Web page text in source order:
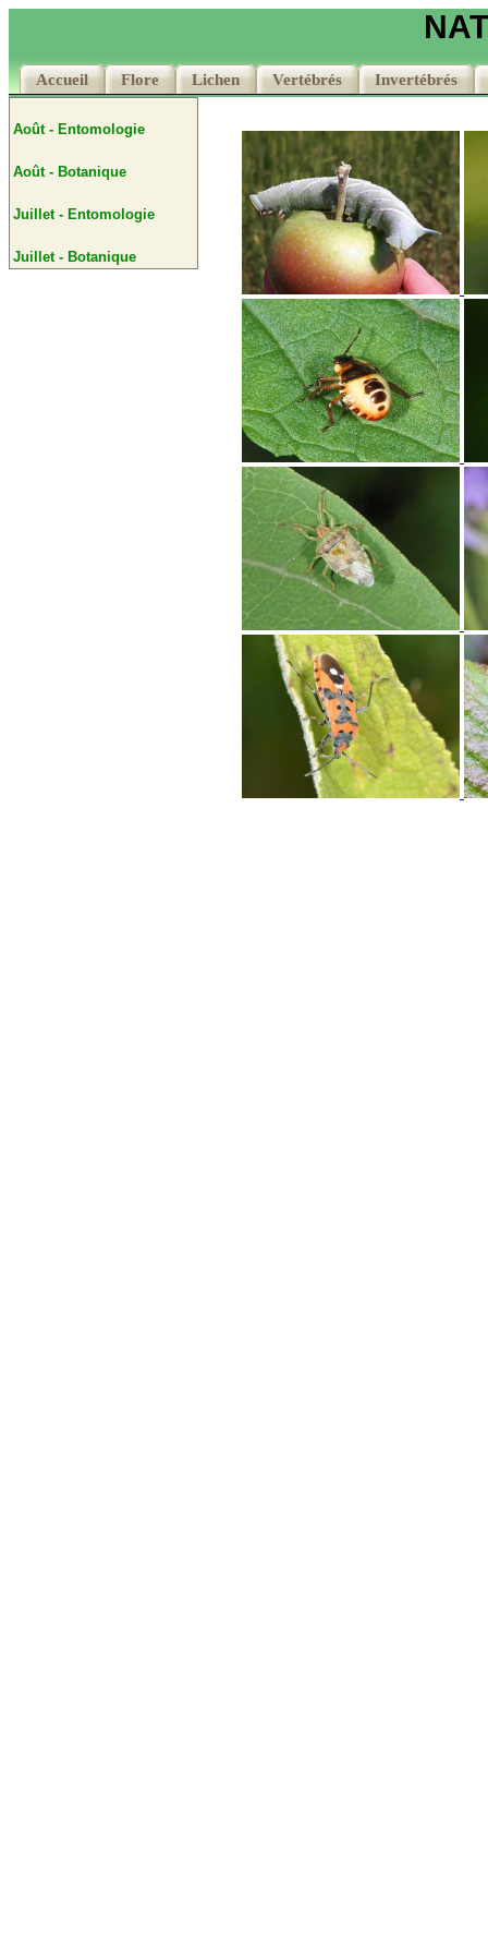
Accueil Flore Lichen Vertébrés Invertébrés
Août - Entomologie
Août - Botanique
Juillet - Entomologie
Juillet - Botanique